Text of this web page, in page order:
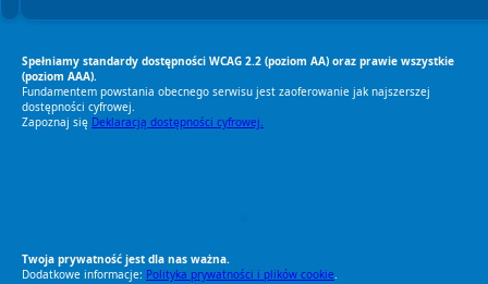
Spełniamy standardy dostępności WCAG 2.2 (poziom AA) oraz prawie wszystkie
(poziom AAA).
Fundamentem powstania obecnego serwisu jest zaoferowanie jak najszerszej
dostępności cyfrowej.
Zapoznaj się Deklaracją dostępności cyfrowej.
Twoja prywatność jest dla nas ważna.
Dodatkowe informacje: Polityka prywatności i plików cookie